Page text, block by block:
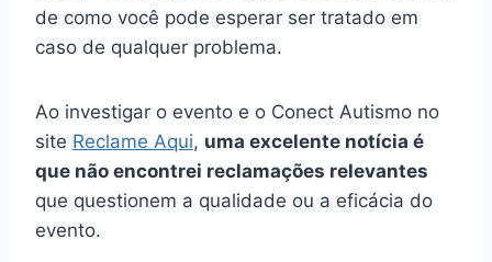
de como você pode esperar ser tratado em
caso de qualquer problema.
Ao investigar o evento e o Conect Autismo no
site Reclame Aqui, uma excelente notícia é
que não encontrei reclamações relevantes
que questionem a qualidade ou a eficácia do
evento.